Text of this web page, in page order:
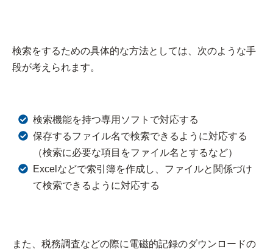
検索をするための具体的な方法としては、次のような手
段が考えられます。
検索機能を持つ専用ソフトで対応する
保存するファイル名で検索できるように対応する
（検索に必要な項目をファイル名とするなど）
Excelなどで索引簿を作成し、ファイルと関係づけ
て検索できるように対応する
また、税務調査などの際に電磁的記録のダウンロードの